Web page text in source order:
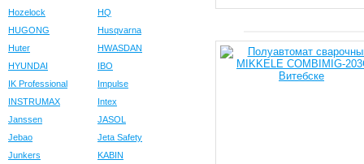
Hozelock
HQ
HUGONG
Husqvarna
Huter
HWASDAN
HYUNDAI
IBO
IK Professional
Impulse
INSTRUMAX
Intex
Janssen
JASOL
Jebao
Jeta Safety
Junkers
KABIN